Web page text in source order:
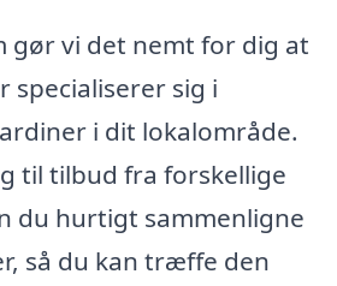
gør vi det nemt for dig at
specialiserer sig i
i dit lokalområde.
til tilbud fra forskellige
du hurtigt sammenligne
så du kan træffe den